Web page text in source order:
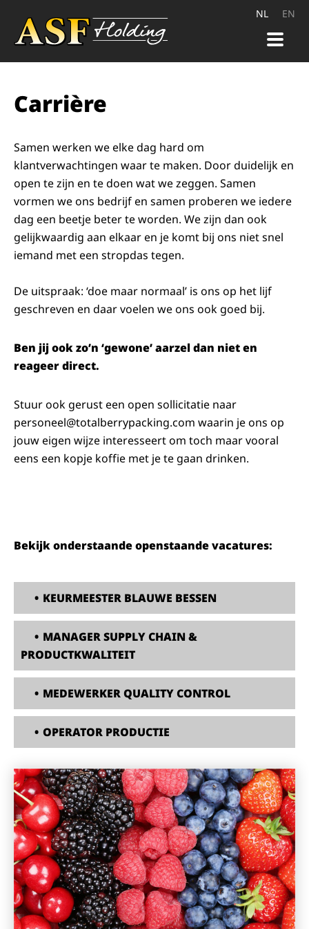
PRODUCTEN
KWALITEIT
CARRIÈRE
CONTACT
NL EN
Carrière
Samen werken we elke dag hard om
klantverwachtingen waar te maken. Door duidelijk en
open te zijn en te doen wat we zeggen. Samen
vormen we ons bedrijf en samen proberen we iedere
dag een beetje beter te worden. We zijn dan ook
gelijkwaardig aan elkaar en je komt bij ons niet snel
iemand met een stropdas tegen.
De uitspraak: ‘doe maar normaal’ is ons op het lijf
geschreven en daar voelen we ons ook goed bij.
Ben jij ook zo’n ‘gewone’ aarzel dan niet en
reageer direct.
Stuur ook gerust een open sollicitatie naar
personeel@totalberrypacking.com waarin je ons op
jouw eigen wijze interesseert om toch maar vooral
eens een kopje koffie met je te gaan drinken.
Bekijk onderstaande openstaande vacatures:
• KEURMEESTER BLAUWE BESSEN
• MANAGER SUPPLY CHAIN &
PRODUCTKWALITEIT
• MEDEWERKER QUALITY CONTROL
• OPERATOR PRODUCTIE